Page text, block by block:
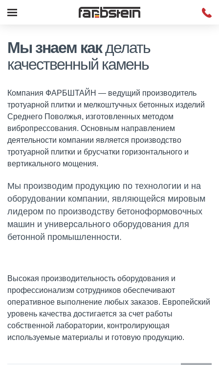
Мы знаем какделать
качественный камень
Компания ФАРБШТАЙН — ведущий производитель
тротуарной плитки и мелкоштучных бетонных изделий
Среднего Поволжья, изготовленных методом
вибропрессования. Основным направлением
деятельности компании является производство
тротуарной плитки и брусчатки горизонтального и
вертикального мощения.
Мы производим продукцию по технологии и на
оборудовании компании, являющейся мировым
лидером по производству бетоноформовочных
машин и универсального оборудования для
бетонной промышленности.
Высокая производительность оборудования и
профессионализм сотрудников обеспечивают
оперативное выполнение любых заказов. Европейский
уровень качества достигается за счет работы
собственной лаборатории, контролирующая
используемые материалы и готовую продукцию.